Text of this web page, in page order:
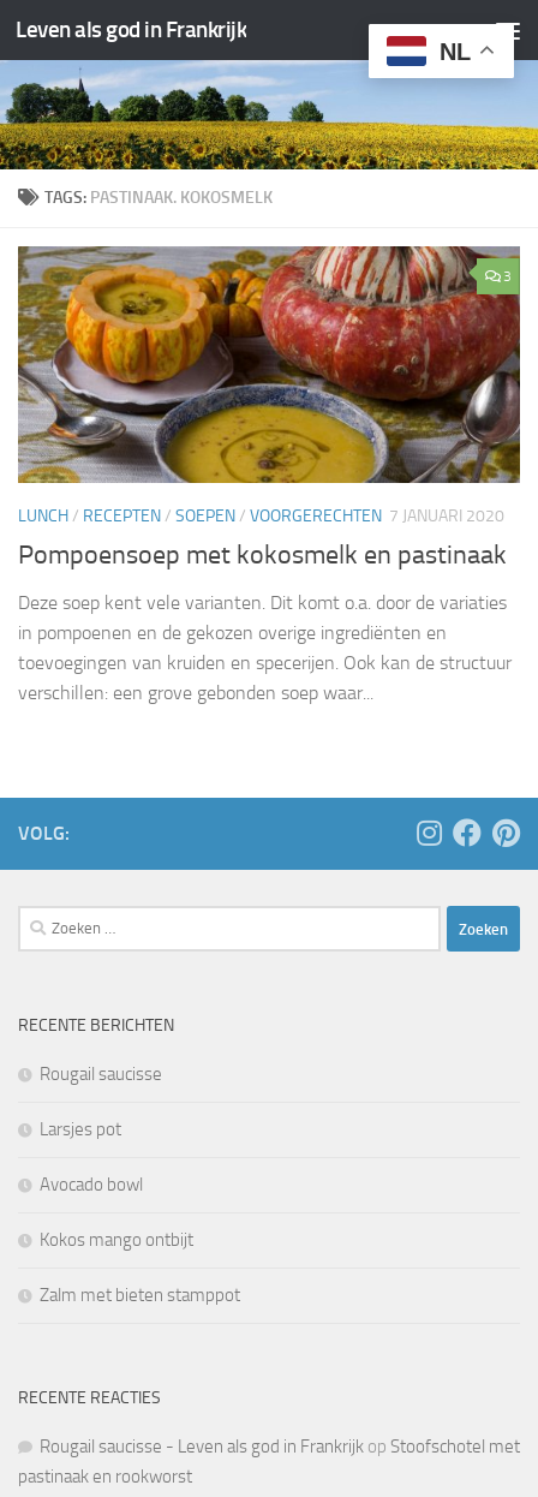
Doorgaan naar inhoud
Leven als god in Frankrijk
TAGS: PASTINAAK. KOKOSMELK
3
LUNCH/ RECEPTEN/ SOEPEN/ VOORGERECHTEN 7 JANUARI 2020
Pompoensoep met kokosmelk en pastinaak
Deze soep kent vele varianten. Dit komt o.a. door de variaties
in pompoenen en de gekozen overige ingrediënten en
toevoegingen van kruiden en specerijen. Ook kan de structuur
verschillen: een grove gebonden soep waar...
VOLG:
Zoeken
naar:
RECENTE BERICHTEN
Rougail saucisse
Larsjes pot
Avocado bowl
Kokos mango ontbijt
Zalm met bieten stamppot
RECENTE REACTIES
Rougail saucisse - Leven als god in Frankrijk op Stoofschotel met
pastinaak en rookworst
NL